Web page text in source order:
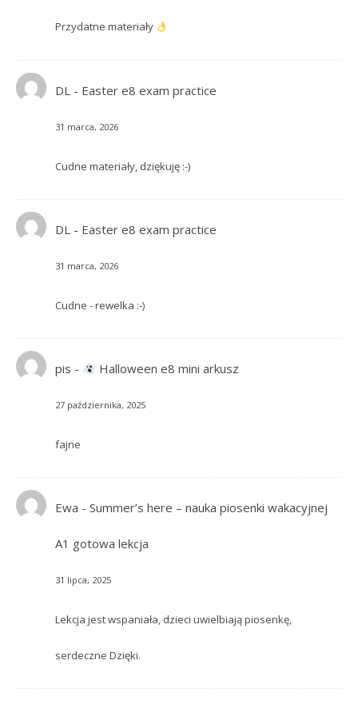
Przydatne materiały
DL - Easter e8 exam practice
31 marca, 2026
Cudne materiały, dziękuję :-)
DL - Easter e8 exam practice
31 marca, 2026
Cudne - rewelka :-)
pis - Halloween e8 mini arkusz
27 października, 2025
fajne
Ewa - Summer’s here – nauka piosenki wakacyjnej
A1 gotowa lekcja
31 lipca, 2025
Lekcja jest wspaniała, dzieci uwielbiają piosenkę,
serdeczne Dzięki.